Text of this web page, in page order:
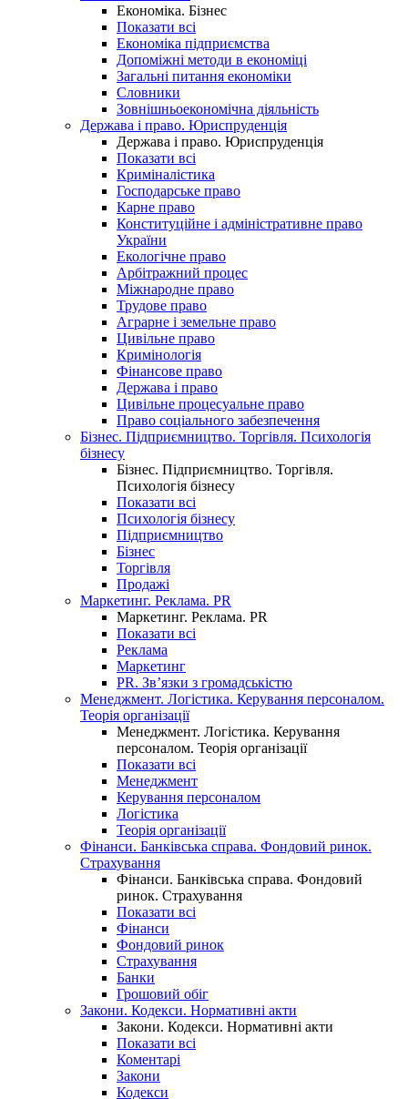
Економіка. Бізнес
Показати всі
Економіка підприємства
Допоміжні методи в економіці
Загальні питання економіки
Словники
Зовнішньоекономічна діяльність
Держава і право. Юриспруденція
Держава і право. Юриспруденція
Показати всі
Криміналістика
Господарське право
Карне право
Конституційне і адміністративне право
України
Екологічне право
Арбітражний процес
Міжнародне право
Трудове право
Аграрне і земельне право
Цивільне право
Кримінологія
Фінансове право
Держава і право
Цивільне процесуальне право
Право соціального забезпечення
Бізнес. Підприємництво. Торгівля. Психологія
бізнесу
Бізнес. Підприємництво. Торгівля.
Психологія бізнесу
Показати всі
Психологія бізнесу
Підприємництво
Бізнес
Торгівля
Продажі
Маркетинг. Реклама. PR
Маркетинг. Реклама. PR
Показати всі
Реклама
Маркетинг
PR. Зв’язки з громадськістю
Менеджмент. Логістика. Керування персоналом.
Теорія організації
Менеджмент. Логістика. Керування
персоналом. Теорія організації
Показати всі
Менеджмент
Керування персоналом
Логістика
Теорія організації
Фінанси. Банківська справа. Фондовий ринок.
Страхування
Фінанси. Банківська справа. Фондовий
ринок. Страхування
Показати всі
Фінанси
Фондовий ринок
Страхування
Банки
Грошовий обіг
Закони. Кодекси. Нормативні акти
Закони. Кодекси. Нормативні акти
Показати всі
Коментарі
Закони
Кодекси